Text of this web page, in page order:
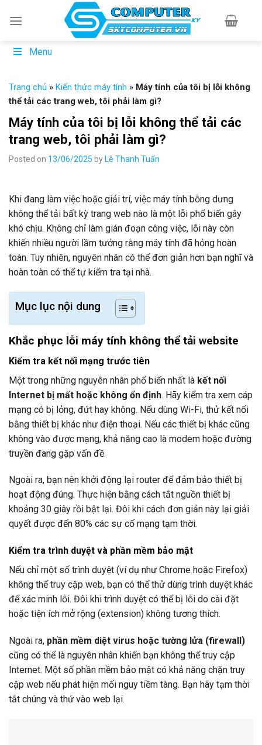
Menu
Trang chủ » Kiến thức máy tính » Máy tính của tôi bị lỗi không
thể tải các trang web, tôi phải làm gì?
Máy tính của tôi bị lỗi không thể tải các
trang web, tôi phải làm gì?
Posted on 13/06/2025 by Lê Thanh Tuấn
Khi đang làm việc hoặc giải trí, việc máy tính bỗng dưng
không thể tải bất kỳ trang web nào là một lỗi phổ biến gây
khó chịu. Không chỉ làm gián đoạn công việc, lỗi này còn
khiến nhiều người lầm tưởng rằng máy tính đã hỏng hoàn
toàn. Tuy nhiên, nguyên nhân có thể đơn giản hơn bạn nghĩ và
hoàn toàn có thể tự kiểm tra tại nhà.
Mục lục nội dung
Khắc phục lỗi máy tính không thể tải website
Kiểm tra kết nối mạng trước tiên
Một trong những nguyên nhân phổ biến nhất là kết nối
Internet bị mất hoặc không ổn định. Hãy kiểm tra xem cáp
mạng có bị lỏng, đứt hay không. Nếu dùng Wi-Fi, thử kết nối
bằng thiết bị khác như điện thoại. Nếu các thiết bị khác cũng
không vào được mạng, khả năng cao là modem hoặc đường
truyền đang gặp vấn đề.
Ngoài ra, bạn nên khởi động lại router để đảm bảo thiết bị
hoạt động đúng. Thực hiện bằng cách tắt nguồn thiết bị
khoảng 30 giây rồi bật lại. Đôi khi cách đơn giản này lại giải
quyết được đến 80% các sự cố mạng tạm thời.
Kiểm tra trình duyệt và phần mềm bảo mật
Nếu chỉ một số trình duyệt (ví dụ như Chrome hoặc Firefox)
không thể truy cập web, bạn có thể thử dùng trình duyệt khác
để xác minh lỗi. Đôi khi trình duyệt có thể bị lỗi do cài đặt
hoặc tiện ích mở rộng (extension) không tương thích.
Ngoài ra, phần mềm diệt virus hoặc tường lửa (firewall)
cũng có thể là nguyên nhân khiến bạn không thể truy cập
Internet. Một số phần mềm bảo mật có khả năng chặn truy
cập web nếu phát hiện mối nguy tiềm tàng. Bạn hãy tạm thời
tắt chúng và thử vào web lại.